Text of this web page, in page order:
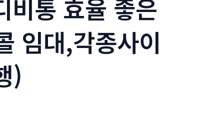
비통 효율 좋은
임대,각종사이
)